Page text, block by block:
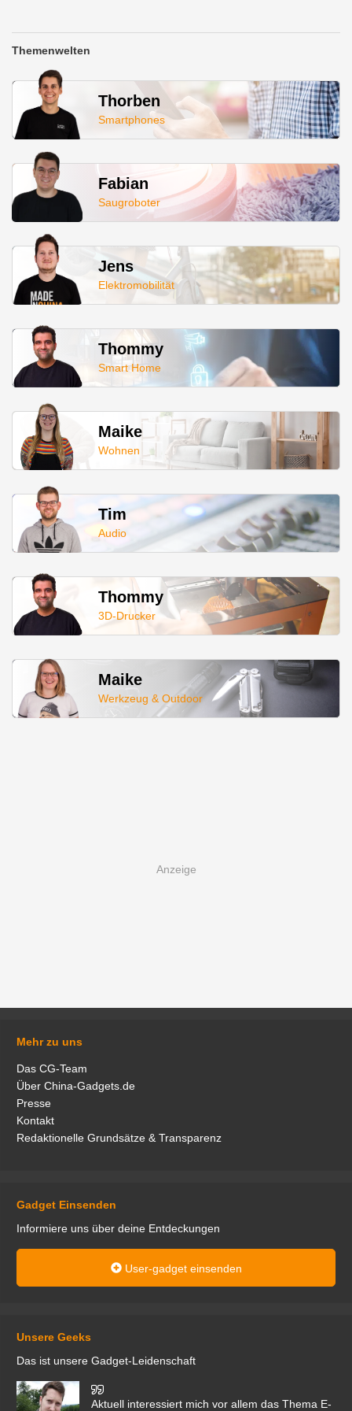
Themenwelten
Thorben
Smartphones
Fabian
Saugroboter
Jens
Elektromobilität
Thommy
Smart Home
Maike
Wohnen
Tim
Audio
Thommy
3D-Drucker
Maike
Werkzeug & Outdoor
Mehr zu uns
Das CG-Team
Über China-Gadgets.de
Presse
Kontakt
Redaktionelle Grundsätze & Transparenz
Gadget Einsenden
Informiere uns über deine Entdeckungen
User-gadget einsenden
Unsere Geeks
Das ist unsere Gadget-Leidenschaft
Aktuell interessiert mich vor allem das Thema E-